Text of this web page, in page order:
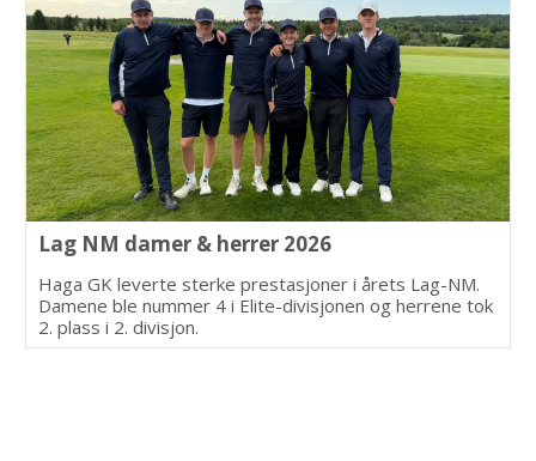
Lag NM damer & herrer 2026
Haga GK leverte sterke prestasjoner i årets Lag-NM.
Damene ble nummer 4 i Elite-divisjonen og herrene tok
2. plass i 2. divisjon.